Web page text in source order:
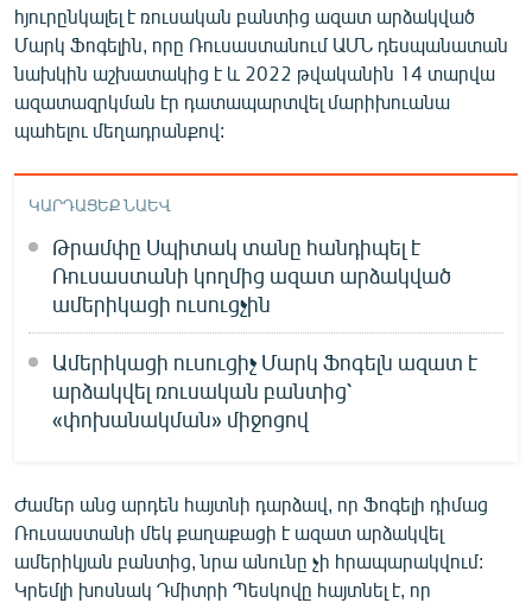
ՏԵՍԱՆՅՈՒԹԵՐ
ԲԱՆԱՎԵՃ
ՁԳՏԵԼՈՎ ԼԱՎԱԳՈՒՅՆԻՆ
English
Русский
ՀԵՏԵՎԵՔ ՄԵԶ
«Ազատության» բոլոր կայքերը
հյուրընկալել է ռուսական բանտից ազատ արձակված
Մարկ Ֆոգելին, որը Ռուսաստանում ԱՄՆ դեսպանատան
նախկին աշխատակից է և 2022 թվականին 14 տարվա
ազատազրկման էր դատապարտվել մարիխուանա
պահելու մեղադրանքով:
ԿԱՐԴԱՑԵՔ ՆԱԵՎ
Թրամփը Սպիտակ տանը հանդիպել է
Ռուսաստանի կողմից ազատ արձակված
ամերիկացի ուսուցչին
Ամերիկացի ուսուցիչ Մարկ Ֆոգելն ազատ է
արձակվել ռուսական բանտից՝
«փոխանակման» միջոցով
Ժամեր անց արդեն հայտնի դարձավ, որ Ֆոգելի դիմաց
Ռուսաստանի մեկ քաղաքացի է ազատ արձակվել
ամերիկյան բանտից, նրա անունը չի հրապարակվում:
Կրեմլի խոսնակ Դմիտրի Պեսկովը հայտնել է, որ